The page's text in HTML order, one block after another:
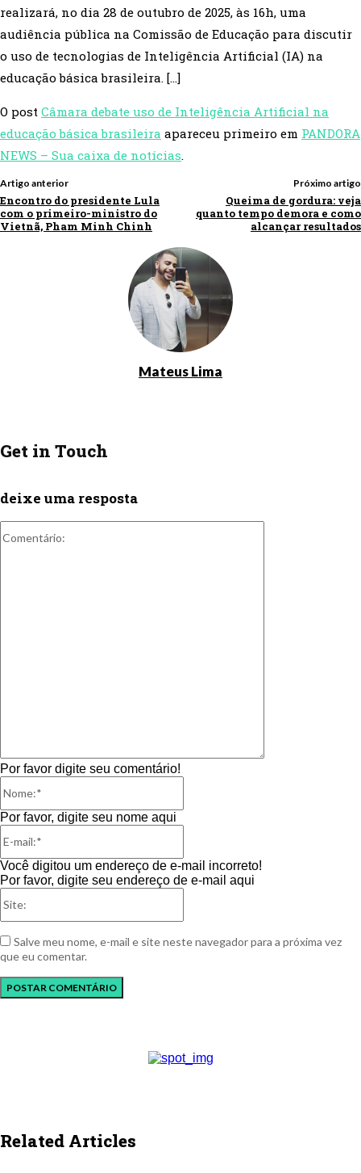
realizará, no dia 28 de outubro de 2025, às 16h, uma
audiência pública na Comissão de Educação para discutir
o uso de tecnologias de Inteligência Artificial (IA) na
educação básica brasileira. […]
O post Câmara debate uso de Inteligência Artificial na
educação básica brasileira apareceu primeiro em PANDORA
NEWS – Sua caixa de notícias.
Artigo anterior
Encontro do presidente Lula
com o primeiro-ministro do
Vietnã, Pham Minh Chinh
Próximo artigo
Queima de gordura: veja
quanto tempo demora e como
alcançar resultados
Mateus Lima
Get in Touch
deixe uma resposta
Por favor digite seu comentário!
Por favor, digite seu nome aqui
Você digitou um endereço de e-mail incorreto!
Por favor, digite seu endereço de e-mail aqui
Salve meu nome, e-mail e site neste navegador para a próxima vez
que eu comentar.
Related Articles